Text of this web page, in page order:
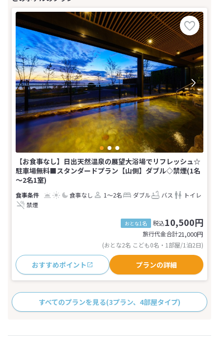
【お食事なし】日出天然温泉の展望大浴場でリフレッシュ☆
駐車場無料■スタンダードプラン【山側】ダブル◇禁煙(1名
～2名1室)
食事なし 1～2名 ダブル バス
トイレ
禁煙
おとな1名 税込10,500円
旅行代金合計21,000円
(おとな2名 こども0名・1部屋/1泊2日)
おすすめポイント プランの詳細
すべてのプランを見る(3プラン、4部屋タイプ)